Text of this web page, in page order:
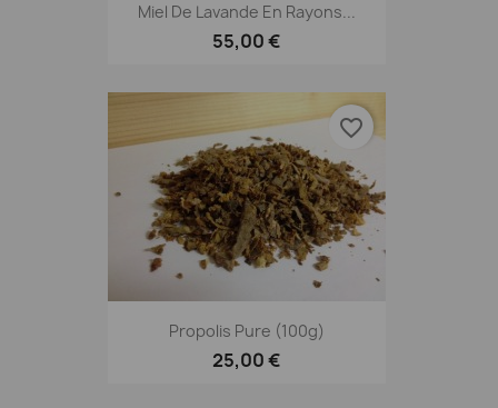
Miel De Lavande En Rayons...
55,00 €
Propolis Pure (100g)
25,00 €
favorite_border